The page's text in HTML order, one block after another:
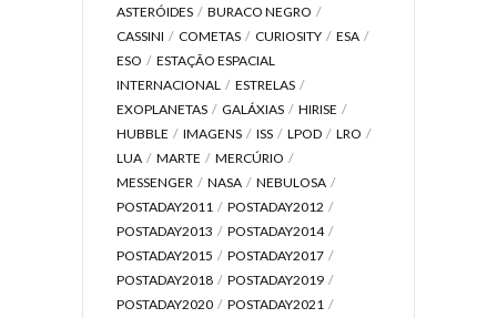
ASTERÓIDES
BURACO NEGRO
CASSINI
COMETAS CURIOSITY
ESA
ESO
ESTAÇÃO ESPACIAL
INTERNACIONAL
ESTRELAS
EXOPLANETAS
GALÁXIAS
HIRISE
HUBBLE
IMAGENS ISS LPOD
LRO
LUA
MARTE
MERCÚRIO
MESSENGER
NASA
NEBULOSA
POSTADAY2011
POSTADAY2012
POSTADAY2013
POSTADAY2014
POSTADAY2015
POSTADAY2017
POSTADAY2018
POSTADAY2019
POSTADAY2020
POSTADAY2021